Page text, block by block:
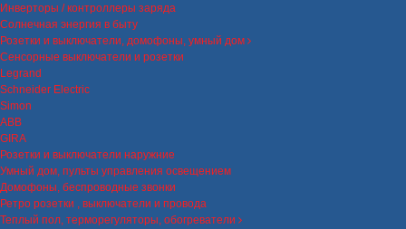
Инверторы / контроллеры заряда
Солнечная энергия в быту
Розетки и выключатели, домофоны, умный дом
Сенсорные выключатели и розетки
Legrand
Schneider Electric
Simon
ABB
GIRA
Розетки и выключатели наружние
Умный дом, пульты управления освещением
Домофоны, беспроводные звонки
Ретро розетки , выключатели и провода
Теплый пол, терморегуляторы, обогреватели